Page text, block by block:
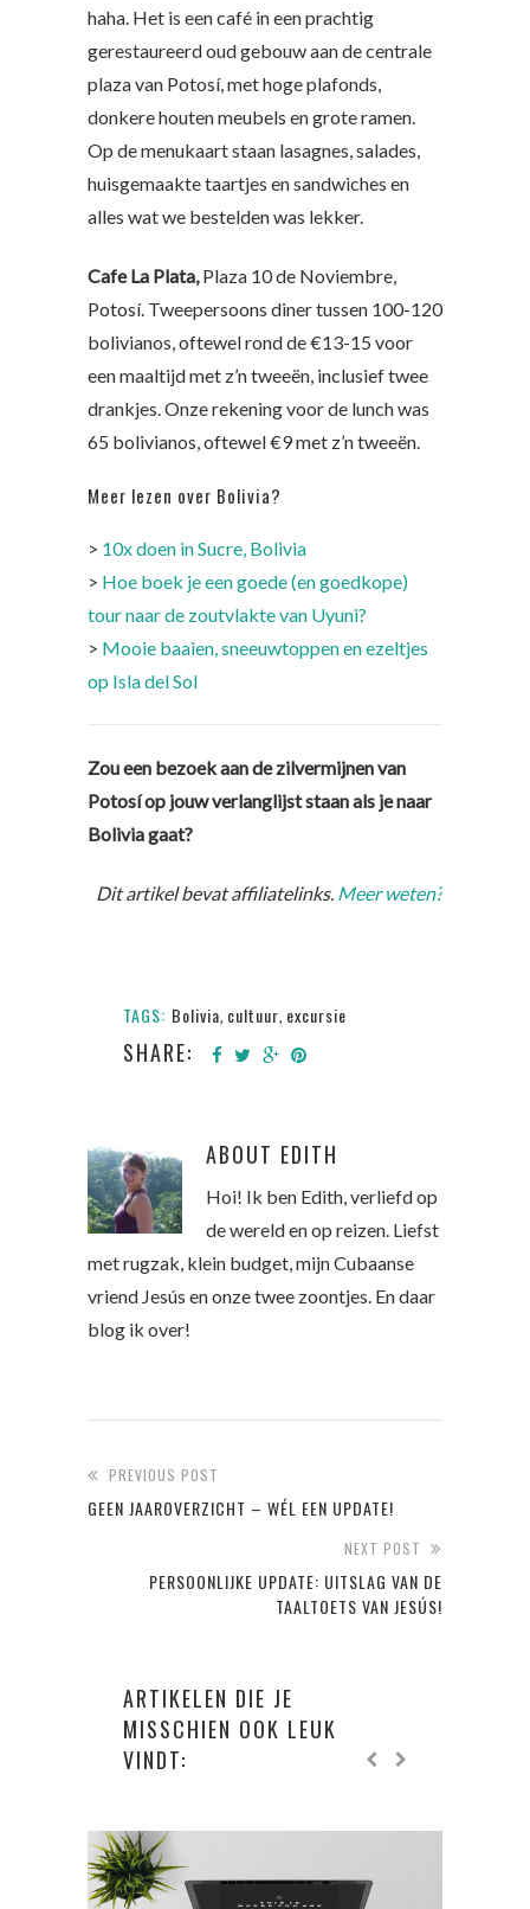
haha. Het is een café in een prachtig
gerestaureerd oud gebouw aan de centrale
plaza van Potosí, met hoge plafonds,
donkere houten meubels en grote ramen.
Op de menukaart staan lasagnes, salades,
huisgemaakte taartjes en sandwiches en
alles wat we bestelden was lekker.
Cafe La Plata,Plaza 10 de Noviembre,
Potosí. Tweepersoons diner tussen 100-120
bolivianos, oftewel rond de €13-15 voor
een maaltijd met z’n tweeën, inclusief twee
drankjes. Onze rekening voor de lunch was
65 bolivianos, oftewel €9 met z’n tweeën.
Meer lezen over Bolivia?
> 10x doen in Sucre, Bolivia
> Hoe boek je een goede (en goedkope)
tour naar de zoutvlakte van Uyuni?
> Mooie baaien, sneeuwtoppen en ezeltjes
op Isla del Sol
Zou een bezoek aan de zilvermijnen van
Potosí op jouw verlanglijst staan als je naar
Bolivia gaat?
Dit artikel bevat affiliatelinks. Meer weten?
TAGS: Bolivia, cultuur, excursie
SHARE:
ABOUT EDITH
Hoi! Ik ben Edith, verliefd op
de wereld en op reizen. Liefst
met rugzak, klein budget, mijn Cubaanse
vriend Jesús en onze twee zoontjes. En daar
blog ik over!
PREVIOUS POST
GEEN JAAROVERZICHT – WÉL EEN UPDATE!
NEXT POST
PERSOONLIJKE UPDATE: UITSLAG VAN DE
TAALTOETS VAN JESÚS!
ARTIKELEN DIE JE
MISSCHIEN OOK LEUK
VINDT: